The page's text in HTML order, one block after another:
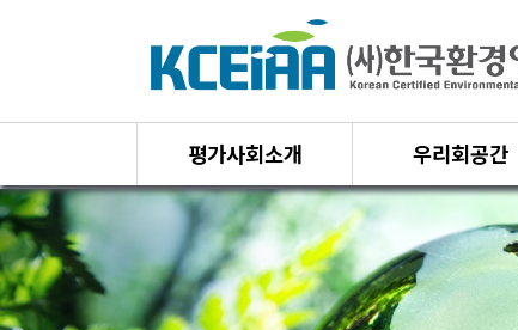
평가사회소개 우리회공간